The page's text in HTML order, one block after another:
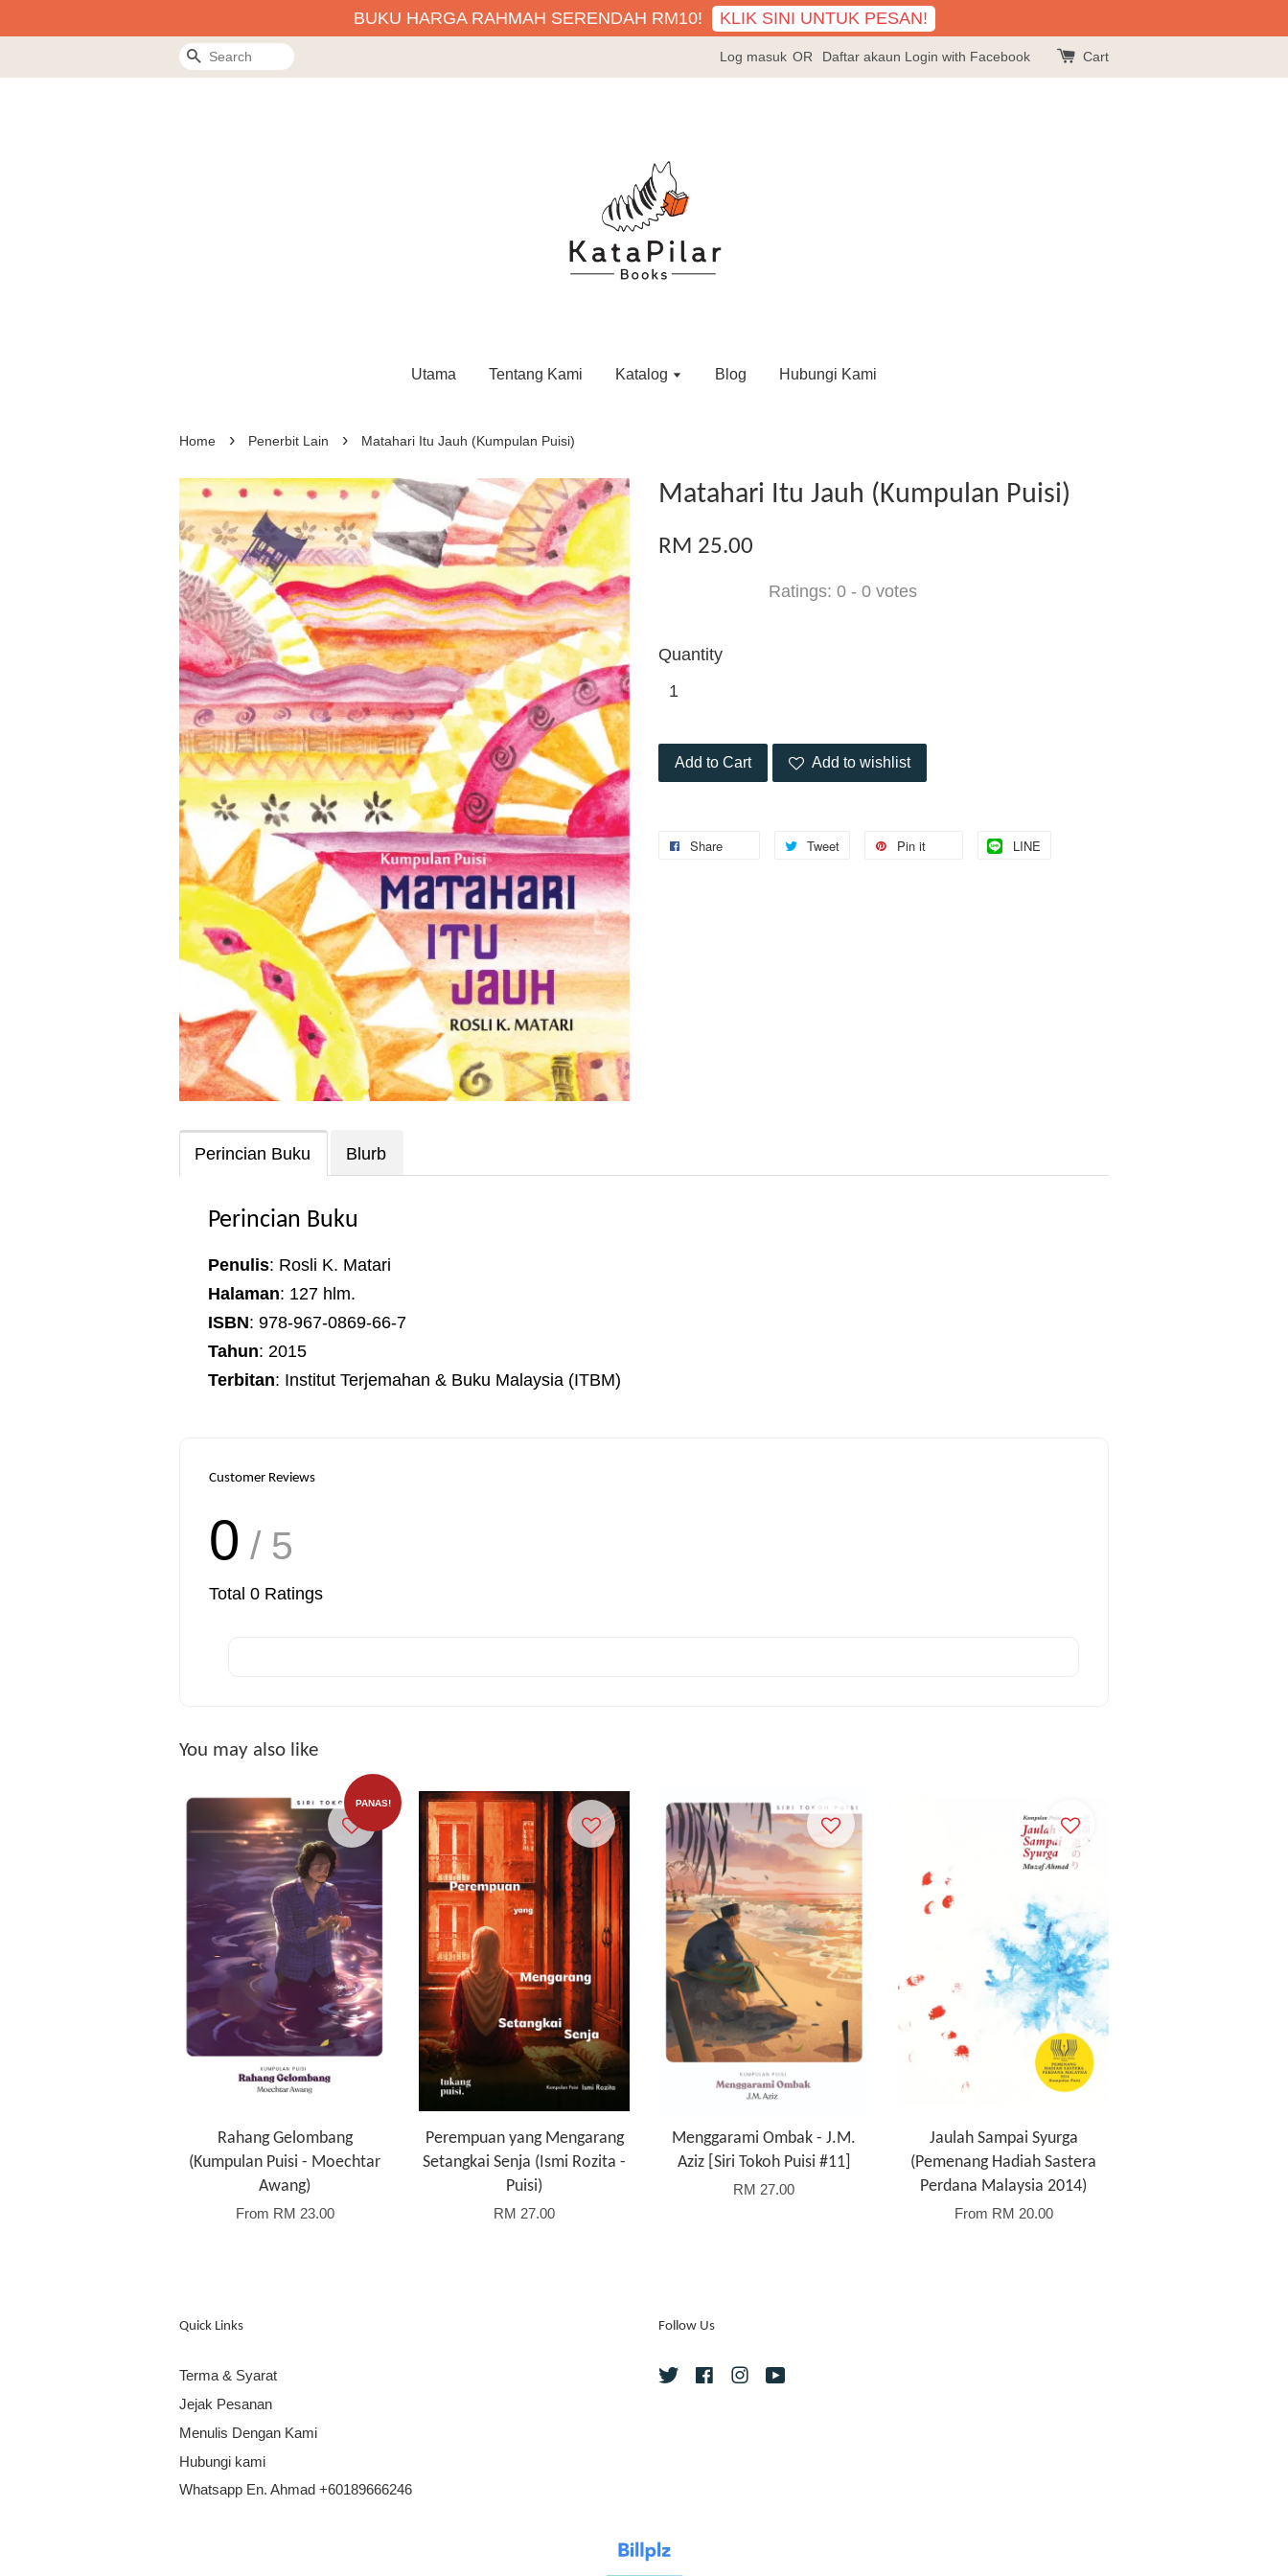
BUKU HARGA RAHMAH SERENDAH RM10! KLIK SINI UNTUK PESAN!
Search Log masuk OR Daftar akaun Login with Facebook Cart
Utama Tentang Kami Katalog Blog Hubungi Kami
Home › Penerbit Lain › Matahari Itu Jauh (Kumpulan Puisi)
Matahari Itu Jauh (Kumpulan Puisi)
RM 25.00
Ratings: 0 - 0 votes
Quantity
Add to Cart Add to wishlist
Share Tweet Pin it LINE
Perincian Buku Blurb
Perincian Buku
Penulis: Rosli K. Matari
Halaman: 127 hlm.
ISBN: 978-967-0869-66-7
Tahun: 2015
Terbitan: Institut Terjemahan & Buku Malaysia (ITBM)
Customer Reviews
0 / 5
Total 0 Ratings
You may also like
PANAS!
Rahang Gelombang
(Kumpulan Puisi - Moechtar
Awang)
From RM 23.00
Perempuan yang Mengarang
Setangkai Senja (Ismi Rozita -
Puisi)
RM 27.00
Menggarami Ombak - J.M.
Aziz [Siri Tokoh Puisi #11]
RM 27.00
Jaulah Sampai Syurga
(Pemenang Hadiah Sastera
Perdana Malaysia 2014)
From RM 20.00
Quick Links
Terma & Syarat
Jejak Pesanan
Menulis Dengan Kami
Hubungi kami
Whatsapp En. Ahmad +60189666246
Follow Us
Twitter FacebookInstagram